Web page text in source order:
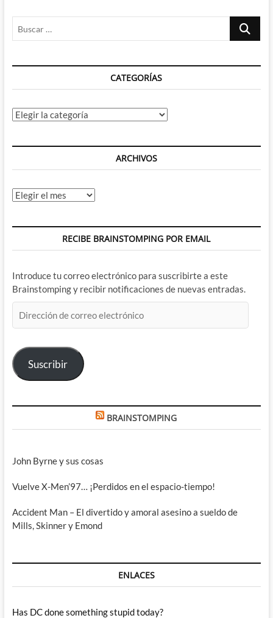
Buscar
CATEGORÍAS
Categorías
ARCHIVOS
Archivos
RECIBE BRAINSTOMPING POR EMAIL
Introduce tu correo electrónico para suscribirte a este
Brainstomping y recibir notificaciones de nuevas entradas.
de
electrónico
Suscribir
BRAINSTOMPING
John Byrne y sus cosas
Vuelve X-Men’97… ¡Perdidos en el espacio-tiempo!
Accident Man – El divertido y amoral asesino a sueldo de
Mills, Skinner y Emond
ENLACES
Has DC done something stupid today?